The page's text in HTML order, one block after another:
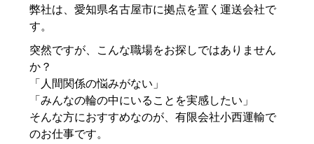
弊社は、愛知県名古屋市に拠点を置く運送会社で
す。
突然ですが、こんな職場をお探しではありません
か？
「人間関係の悩みがない」
「みんなの輪の中にいることを実感したい」
そんな方におすすめなのが、有限会社小西運輸で
のお仕事です。